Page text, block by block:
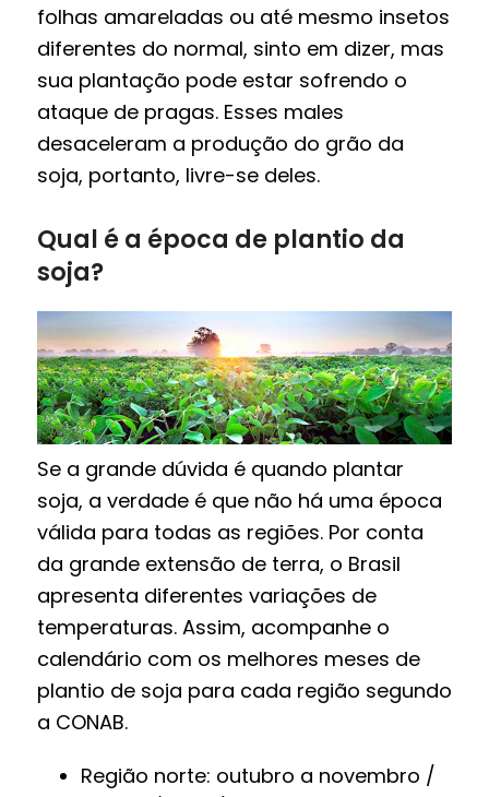
folhas amareladas ou até mesmo insetos
diferentes do normal, sinto em dizer, mas
sua plantação pode estar sofrendo o
ataque de pragas. Esses males
desaceleram a produção do grão da
soja, portanto, livre-se deles.
Qual é a época de plantio da
soja?
Se a grande dúvida é quando plantar
soja, a verdade é que não há uma época
válida para todas as regiões. Por conta
da grande extensão de terra, o Brasil
apresenta diferentes variações de
temperaturas. Assim, acompanhe o
calendário com os melhores meses de
plantio de soja para cada região segundo
a CONAB.
Região norte: outubro a novembro /